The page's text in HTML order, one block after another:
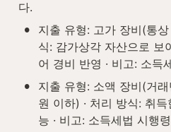
다.
•
지출 유형: 고가 장비(통
식: 감가상각 자산으로 보
어 경비 반영 · 비고: 소득
•
지출 유형: 소액 장비(거
원 이하) · 처리 방식: 취
능 · 비고: 소득세법 시행